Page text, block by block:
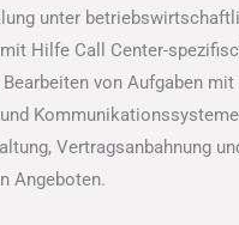
unter
Hilfe Call Center-
von Aufgaben
Vertragsanbahnung
Angeboten.